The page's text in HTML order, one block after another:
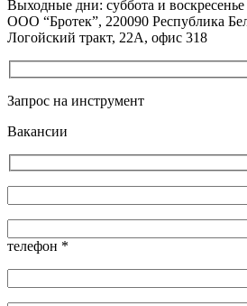
Выходные дни: суббота и воскресенье
ООО “Бротек”, 220090 Республика
Логойский тракт, 22А, офис 318
Запрос на инструмент
Вакансии
телефон *